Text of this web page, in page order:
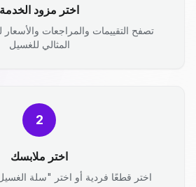
اختر مزود الخدمة
تصفح التقييمات والمراجعات
المثالي للغسيل
2
اختر ملابسك
اختر قطعًا فردية أو اختر "سلة